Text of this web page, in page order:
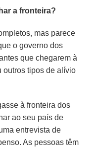
a fronteira?
mas parece
o governo dos
que chegarem à
outros tipos de alívio
à fronteira dos
ao seu país de
entrevista de
As pessoas têm